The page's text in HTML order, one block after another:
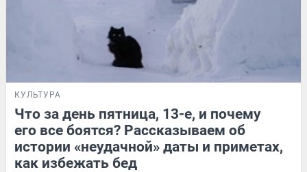
КУЛЬТУРА
Что за день пятница, 13-е, и почему
его все боятся? Рассказываем об
истории «неудачной» даты и приметах,
как избежать бед